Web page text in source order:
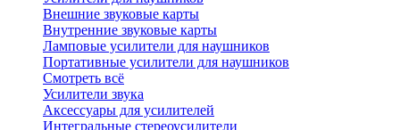
Внешние звуковые карты
Внутренние звуковые карты
Ламповые усилители для наушников
Портативные усилители для наушников
Смотреть всё
Усилители звука
Аксессуары для усилителей
Интегральные стереоусилители